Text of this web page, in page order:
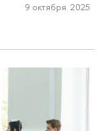
9 октября 2025